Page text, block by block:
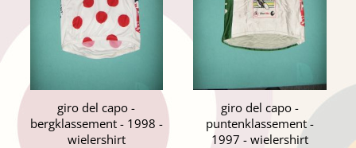
giro del capo -
bergklassement - 1998 -
wielershirt
giro del capo -
puntenklassement -
1997 - wielershirt